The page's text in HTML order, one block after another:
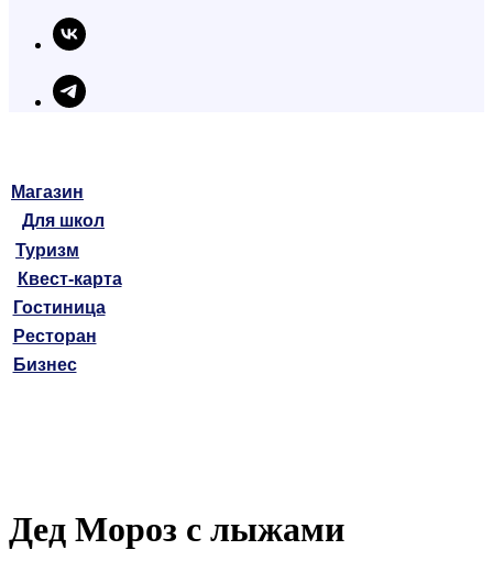
Магазин
Для школ
Туризм
Квест-карта
Гостиница
Ресторан
Бизнес
Дед Мороз с лыжами